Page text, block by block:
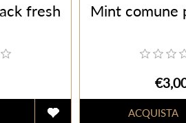
fresh
Mint comune